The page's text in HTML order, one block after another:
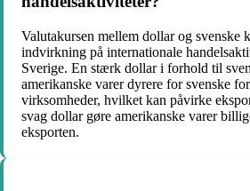
Valutakursen mellem dollar og svenske
indvirkning på internationale
Sverige. En stærk dollar i forhold til
amerikanske varer dyrere for svenske
virksomheder, hvilket kan påvirke
svag dollar gøre amerikanske varer
eksporten.